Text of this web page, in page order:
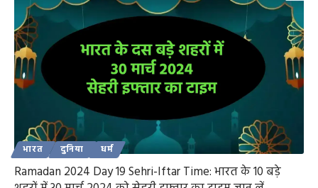
भारत दुनिया धर्म
Ramadan 2024 Day 19 Sehri-Iftar Time: भारत के 10 बड़े